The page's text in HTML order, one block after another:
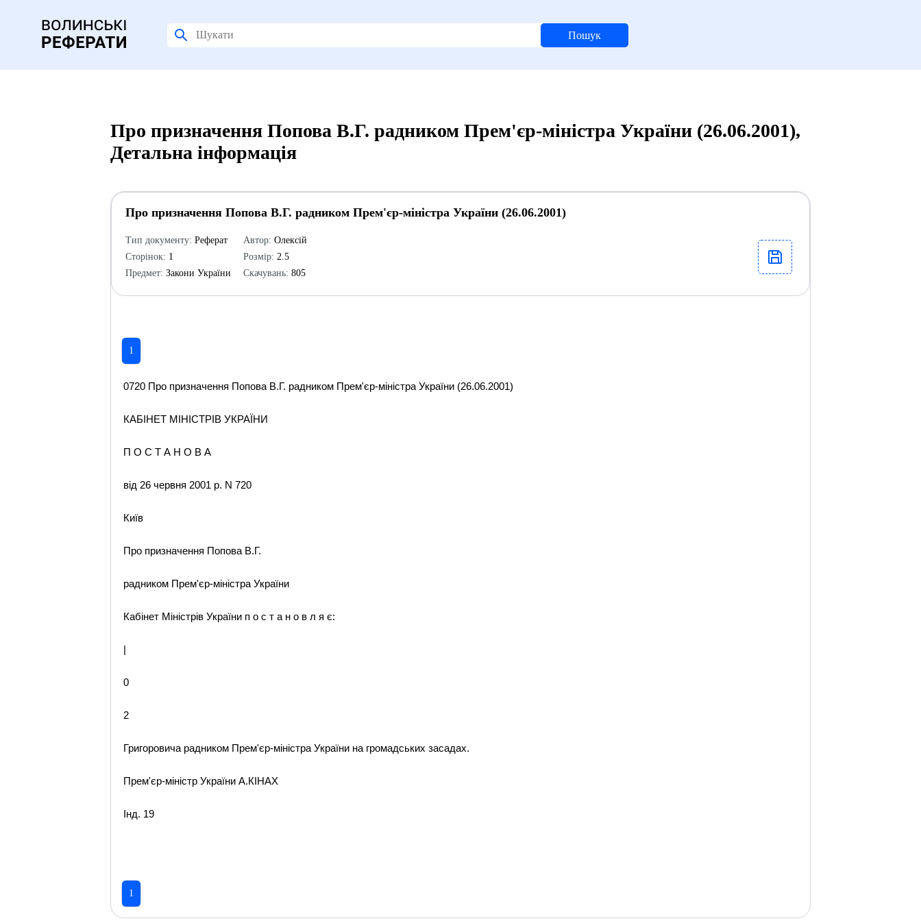
Пошук
Про призначення Попова В.Г. радником Прем'єр-міністра України (26.06.2001),
Детальна інформація
Про призначення Попова В.Г. радником Прем'єр-міністра України (26.06.2001)
Тип документу: Реферат
Сторінок: 1
Предмет: Закони України
Автор: Олексій
Розмір: 2.5
Скачувань: 805
1
0720 Про призначення Попова В.Г. радником Прем'єр-міністра України (26.06.2001)
КАБІНЕТ МІНІСТРІВ УКРАЇНИ
П О С Т А Н О В А
від 26 червня 2001 р. N 720
Київ
Про призначення Попова В.Г.
радником Прем'єр-міністра України
Кабінет Міністрів України п о с т а н о в л я є:
|
0
2
Григоровича радником Прем'єр-міністра України на громадських засадах.
Прем'єр-міністр України А.КІНАХ
Інд. 19
1